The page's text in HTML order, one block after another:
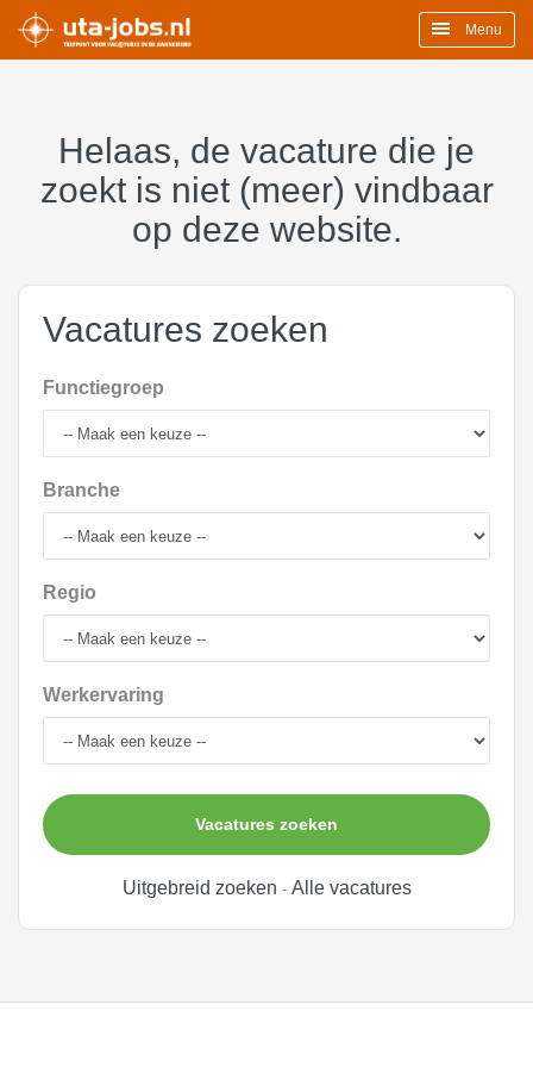
Menu
Helaas, de vacature die je
zoekt is niet (meer) vindbaar
op deze website.
Vacatures zoeken
Functiegroep
Branche
Regio
Werkervaring
Vacatures zoeken
Uitgebreid zoeken - Alle vacatures